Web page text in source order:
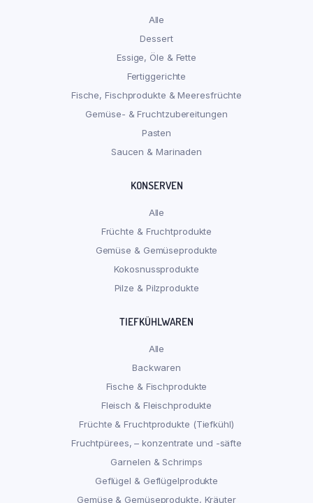
Alle
Dessert
Essige, Öle & Fette
Fertiggerichte
Fische, Fischprodukte & Meeresfrüchte
Gemüse- & Fruchtzubereitungen
Pasten
Saucen & Marinaden
KONSERVEN
Alle
Früchte & Fruchtprodukte
Gemüse & Gemüseprodukte
Kokosnussprodukte
Pilze & Pilzprodukte
TIEFKÜHLWAREN
Alle
Backwaren
Fische & Fischprodukte
Fleisch & Fleischprodukte
Früchte & Fruchtprodukte (Tiefkühl)
Fruchtpürees, – konzentrate und -säfte
Garnelen & Schrimps
Geflügel & Geflügelprodukte
Gemüse & Gemüseprodukte, Kräuter